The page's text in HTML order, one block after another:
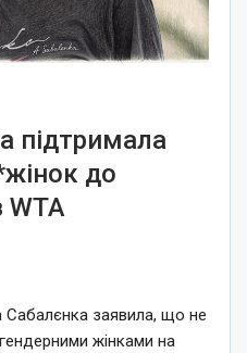
підтримала
до
WTA
Сабалєнка заявила, що не
жінками на